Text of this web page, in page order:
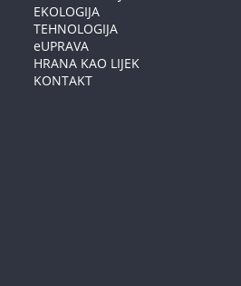
EKOLOGIJA
TEHNOLOGIJA
eUPRAVA
HRANA KAO LIJEK
KONTAKT